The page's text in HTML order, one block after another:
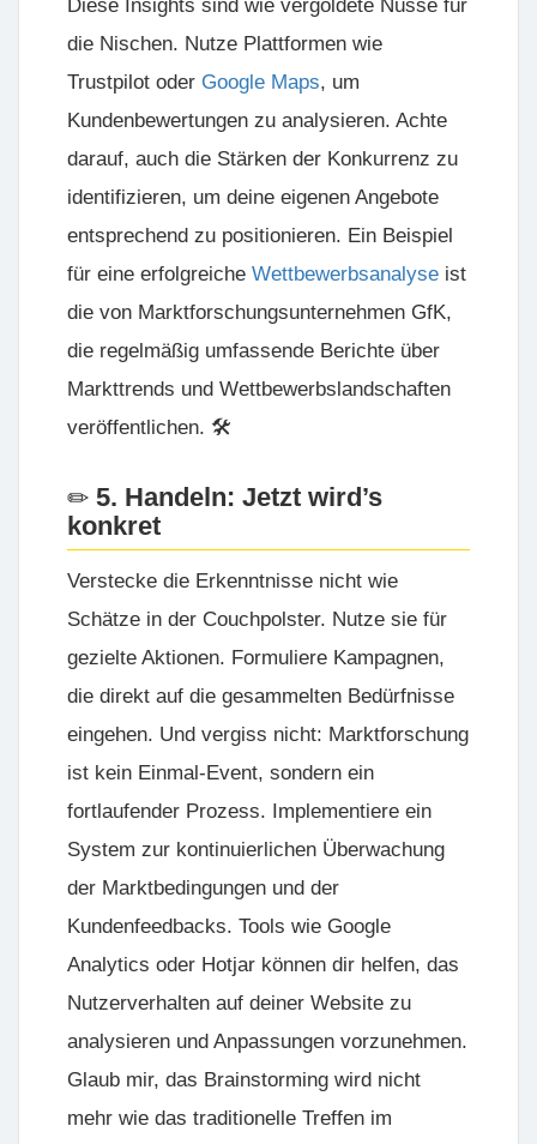
Diese Insights sind wie vergoldete Nüsse für
die Nischen. Nutze Plattformen wie
Trustpilot oder Google Maps, um
Kundenbewertungen zu analysieren. Achte
darauf, auch die Stärken der Konkurrenz zu
identifizieren, um deine eigenen Angebote
entsprechend zu positionieren. Ein Beispiel
für eine erfolgreiche Wettbewerbsanalyse ist
die von Marktforschungsunternehmen GfK,
die regelmäßig umfassende Berichte über
Markttrends und Wettbewerbslandschaften
veröffentlichen. 🛠️
5. Handeln: Jetzt wird’s
konkret
Verstecke die Erkenntnisse nicht wie
Schätze in der Couchpolster. Nutze sie für
gezielte Aktionen. Formuliere Kampagnen,
die direkt auf die gesammelten Bedürfnisse
eingehen. Und vergiss nicht: Marktforschung
ist kein Einmal-Event, sondern ein
fortlaufender Prozess. Implementiere ein
System zur kontinuierlichen Überwachung
der Marktbedingungen und der
Kundenfeedbacks. Tools wie Google
Analytics oder Hotjar können dir helfen, das
Nutzerverhalten auf deiner Website zu
analysieren und Anpassungen vorzunehmen.
Glaub mir, das Brainstorming wird nicht
mehr wie das traditionelle Treffen im